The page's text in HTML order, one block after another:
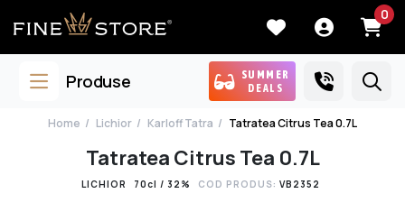
0
Produse
SUMMER
DEALS
Home Lichior Karloff Tatra Tatratea Citrus Tea 0.7L
Tatratea Citrus Tea 0.7L
LICHIOR 70cl / 32% COD PRODUS: VB2352